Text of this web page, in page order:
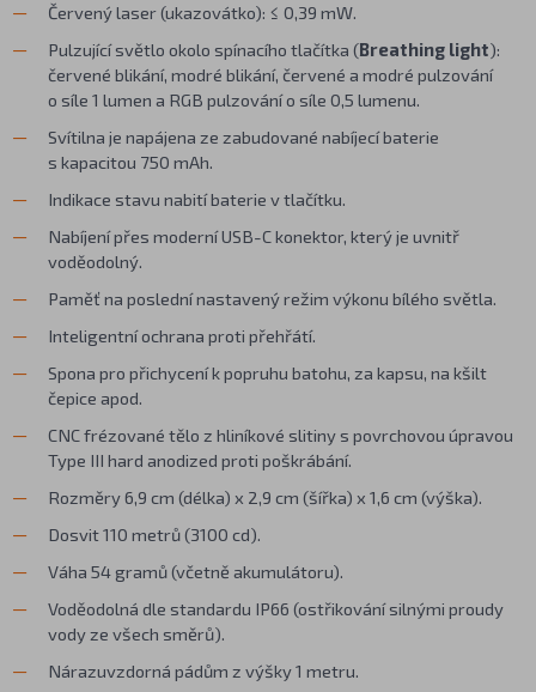
Červený laser (ukazovátko): ≤ 0,39 mW.
Pulzující světlo okolo spínacího tlačítka (Breathing light):
červené blikání, modré blikání, červené a modré pulzování
o síle 1 lumen a RGB pulzování o síle 0,5 lumenu.
Svítilna je napájena ze zabudované nabíjecí baterie
s kapacitou 750 mAh.
Indikace stavu nabití baterie v tlačítku.
Nabíjení přes moderní USB-C konektor, který je uvnitř
voděodolný.
Paměť na poslední nastavený režim výkonu bílého světla.
Inteligentní ochrana proti přehřátí.
Spona pro přichycení k popruhu batohu, za kapsu, na kšilt
čepice apod.
CNC frézované tělo z hliníkové slitiny s povrchovou úpravou
Type III hard anodized proti poškrábání.
Rozměry 6,9 cm (délka) x 2,9 cm (šířka) x 1,6 cm (výška).
Dosvit 110 metrů (3100 cd).
Váha 54 gramů (včetně akumulátoru).
Voděodolná dle standardu IP66 (ostřikování silnými proudy
vody ze všech směrů).
Nárazuvzdorná pádům z výšky 1 metru.